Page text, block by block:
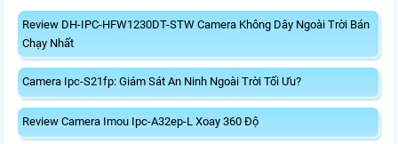
Review DH-IPC-HFW1230DT-STW Camera Không Dây Ngoài Trời Bán
Chạy Nhất
Camera Ipc-S21fp: Giám Sát An Ninh Ngoài Trời Tối Ưu?
Review Camera Imou Ipc-A32ep-L Xoay 360 Độ